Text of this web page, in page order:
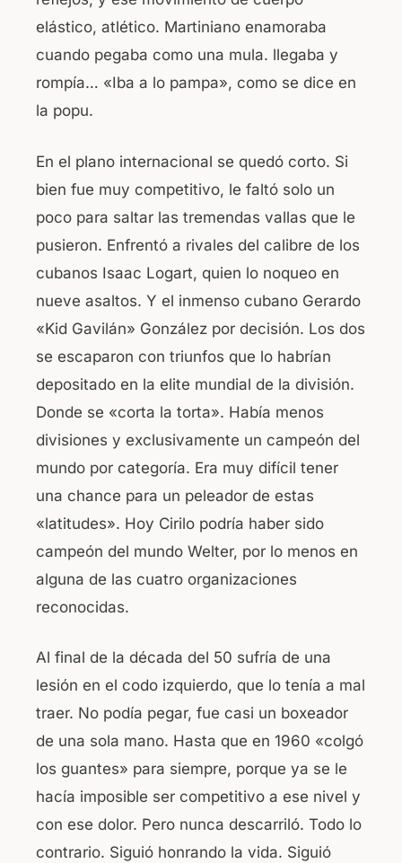
elástico, atlético. Martiniano enamoraba
cuando pegaba como una mula. llegaba y
rompía… «Iba a lo pampa», como se dice en
la popu.
En el plano internacional se quedó corto. Si
bien fue muy competitivo, le faltó solo un
poco para saltar las tremendas vallas que le
pusieron. Enfrentó a rivales del calibre de los
cubanos Isaac Logart, quien lo noqueo en
nueve asaltos. Y el inmenso cubano Gerardo
«Kid Gavilán» González por decisión. Los dos
se escaparon con triunfos que lo habrían
depositado en la elite mundial de la división.
Donde se «corta la torta». Había menos
divisiones y exclusivamente un campeón del
mundo por categoría. Era muy difícil tener
una chance para un peleador de estas
«latitudes». Hoy Cirilo podría haber sido
campeón del mundo Welter, por lo menos en
alguna de las cuatro organizaciones
reconocidas.
Al final de la década del 50 sufría de una
lesión en el codo izquierdo, que lo tenía a mal
traer. No podía pegar, fue casi un boxeador
de una sola mano. Hasta que en 1960 «colgó
los guantes» para siempre, porque ya se le
hacía imposible ser competitivo a ese nivel y
con ese dolor. Pero nunca descarriló. Todo lo
contrario. Siguió honrando la vida. Siguió